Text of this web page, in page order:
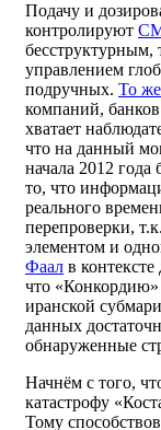
Подачу и
контролируют
управлением
подручных. То
компаний,
хватает
что на данный
начала 2012 года
то, что
реального
перепроверки,
элементом и
Фаал в
что
иранской
данных
обнаруженные
Начнём с того,
катастрофу
Тому